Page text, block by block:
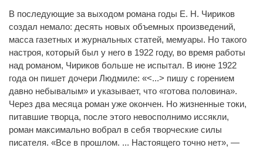
В последующие за выходом романа годы Е. Н. Чириков
создал немало: десять новых объемных произведений,
масса газетных и журнальных статей, мемуары. Но такого
настроя, который был у него в 1922 году, во время работы
над романом, Чириков больше не испытал. В июне 1922
года он пишет дочери Людмиле: «<...> пишу с горением
давно небывалым» и указывает, что «готова половина».
Через два месяца роман уже окончен. Но жизненные токи,
питавшие творца, после этого невосполнимо иссякли,
роман максимально вобрал в себя творческие силы
писателя. «Все в прошлом. ... Настоящего точно нет», —